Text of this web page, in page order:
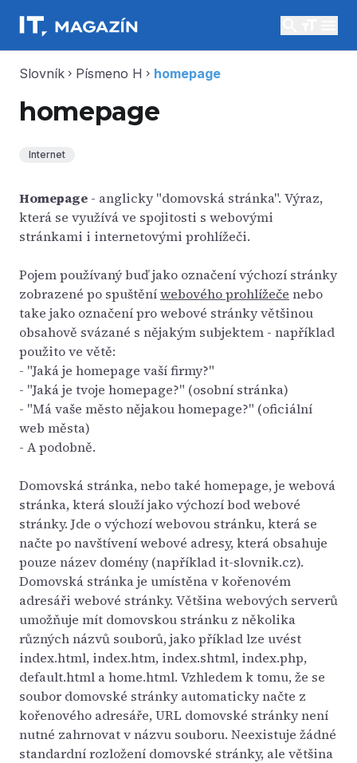
Slovník chevron_right Písmeno H chevron_right homepage
homepage
Internet
Homepage - anglicky "domovská stránka". Výraz,
která se využívá ve spojitosti s webovými
stránkami i internetovými prohlížeči.
Pojem používaný buď jako označení výchozí stránky
zobrazené po spuštěníwebového prohlížeče nebo
take jako označení pro webové stránky většinou
obsahově svázané s nějakým subjektem - například
použito ve větě:
- "Jaká je homepage vaší firmy?"
- "Jaká je tvoje homepage?" (osobní stránka)
- "Má vaše město nějakou homepage?" (oficiální
web města)
- A podobně.
Domovská stránka, nebo také homepage, je webová
stránka, která slouží jako výchozí bod webové
stránky. Jde o výchozí webovou stránku, která se
načte po navštívení webové adresy, která obsahuje
pouze název domény (například it-slovnik.cz).
Domovská stránka je umístěna v kořenovém
adresáři webové stránky. Většina webových serverů
umožňuje mít domovskou stránku z několika
různých názvů souborů, jako příklad lze uvést
index.html, index.htm, index.shtml, index.php,
default.html a home.html. Vzhledem k tomu, že se
soubor domovské stránky automaticky načte z
kořenového adresáře, URL domovské stránky není
nutné zahrnovat v názvu souboru. Neexistuje žádné
standardní rozložení domovské stránky, ale většina